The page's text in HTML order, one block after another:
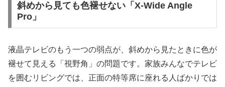
斜めから見ても色褪せない「X-Wide Angle
Pro」
液晶テレビのもう一つの弱点が、斜めから見たときに色が
褪せて見える「視野角」の問題です。家族みんなでテレビ
を囲むリビングでは、正面の特等席に座れる人ばかりでは